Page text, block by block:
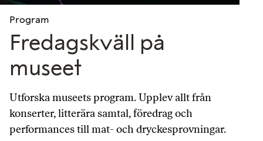
Program
Fredagskväll på
museet
Utforska museets program. Upplev allt från
konserter, litterära samtal, föredrag och
performances till mat- och dryckesprovningar.